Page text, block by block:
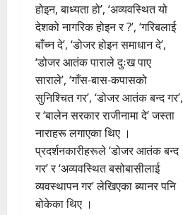
होइन, बाध्यता हो’, ‘अव्यवस्थित यो
देशको नागरिक होइन र ?’, ‘गरिबलाई
बाँच्न दे’, ‘डोजर होइन समाधान दे’,
‘डोजर आतंक पाराले दुःख पाए
साराले’, ‘गाँस-बास-कपासको
सुनिश्चित गर’, ‘डोजर आतंक बन्द गर’,
र ‘बालेन सरकार राजीनामा दे’ जस्ता
नाराहरू लगाएका थिए ।
प्रदर्शनकारीहरूले ‘डोजर आतंक बन्द
गर’ र ‘अव्यवस्थित बसोबासीलाई
व्यवस्थापन गर’ लेखिएका ब्यानर पनि
बोकेका थिए ।